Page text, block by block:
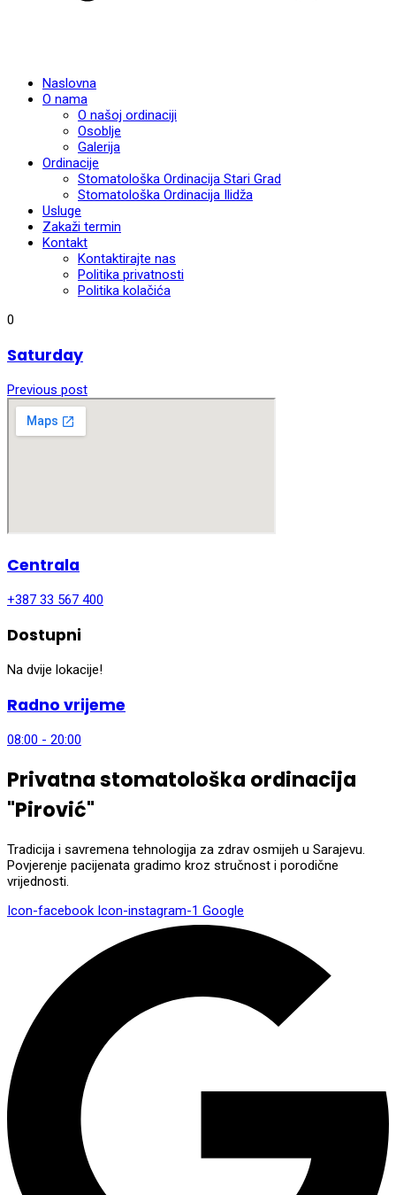
Naslovna
O nama
O našoj ordinaciji
Osoblje
Galerija
Ordinacije
Stomatološka Ordinacija Stari Grad
Stomatološka Ordinacija Ilidža
Usluge
Zakaži termin
Kontakt
Kontaktirajte nas
Politika privatnosti
Politika kolačića
0
Saturday
Previous post
Centrala
+387 33 567 400
Dostupni
Na dvije lokacije!
Radno vrijeme
08:00 - 20:00
Privatna stomatološka ordinacija
"Pirović"
Tradicija i savremena tehnologija za zdrav osmijeh u Sarajevu.
Povjerenje pacijenata gradimo kroz stručnost i porodične
vrijednosti.
Icon-facebook Icon-instagram-1 Google